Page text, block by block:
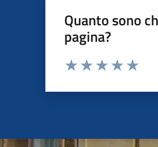
Quanto sono
pagina?
Valuta da 1 a 5 stelle la